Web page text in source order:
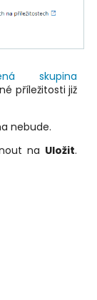
skupina
příležitosti již
nebude.
na Uložit.